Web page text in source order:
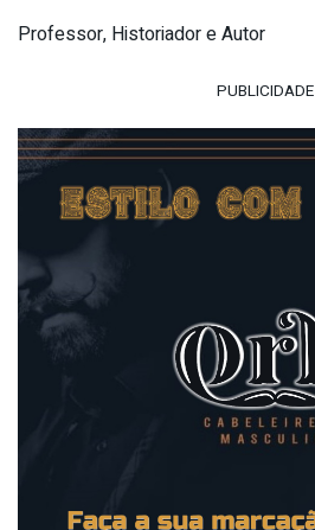
Professor, Historiador e Autor
PUBLICIDADE